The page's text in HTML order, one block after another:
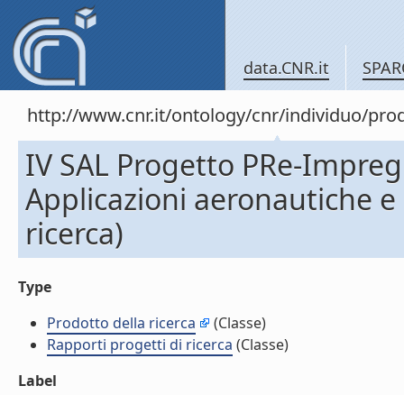
data.CNR.it
http://www.cnr.it/ontology/cnr/individuo/
IV SAL Progetto PRe-
Applicazioni aeronautiche
ricerca)
Type
Prodotto della ricerca
(Classe)
Rapporti progetti di ricerca (Classe)
Label